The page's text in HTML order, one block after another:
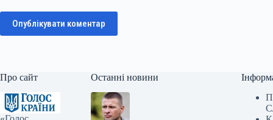
Опублікувати коментар
Про сайт Останні новини